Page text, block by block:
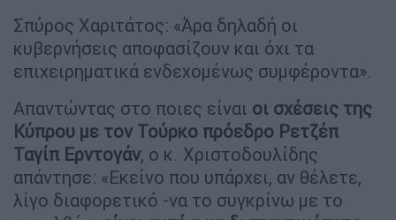
Σπύρος Χαριτάτος: «Άρα δηλαδή οι
κυβερνήσεις αποφασίζουν και όχι τα
επιχειρηματικά ενδεχομένως συμφέροντα».
Απαντώντας στο ποιες είναι οι σχέσεις της
Κύπρου με τον Τούρκο πρόεδρο Ρετζέπ
Ταγίπ Ερντογάν, ο κ. Χριστοδουλίδης
απάντησε: «Εκείνο που υπάρχει, αν θέλετε,
λίγο διαφορετικό -να το συγκρίνω με το